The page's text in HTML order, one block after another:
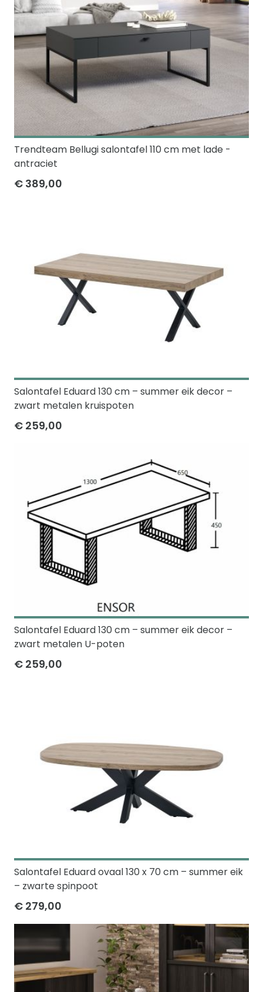
Trendteam Bellugi salontafel 110 cm met lade -
antraciet
€ 389,00
Salontafel Eduard 130 cm – summer eik decor –
zwart metalen kruispoten
€ 259,00
Salontafel Eduard 130 cm – summer eik decor –
zwart metalen U-poten
€ 259,00
Salontafel Eduard ovaal 130 x 70 cm – summer eik
– zwarte spinpoot
€ 279,00